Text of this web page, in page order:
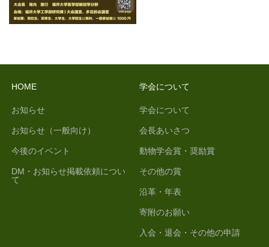
HOME
お知らせ
お知らせ（一般向け）
今後のイベント
DM・お知らせ掲載依頼につい
て
学会について
学会について
会長あいさつ
動物学会賞・奨励賞
その他の賞
沿革・年表
寄附のお願い
入会・退会・その他の申請